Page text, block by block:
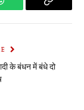
Copy
के बंधन में बंधे दो